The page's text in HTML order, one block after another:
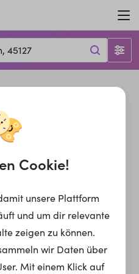
45127
Cookie!
unsere Plattform
und um dir relevante
zeigen zu können.
wir Daten über
Mit einem Klick auf